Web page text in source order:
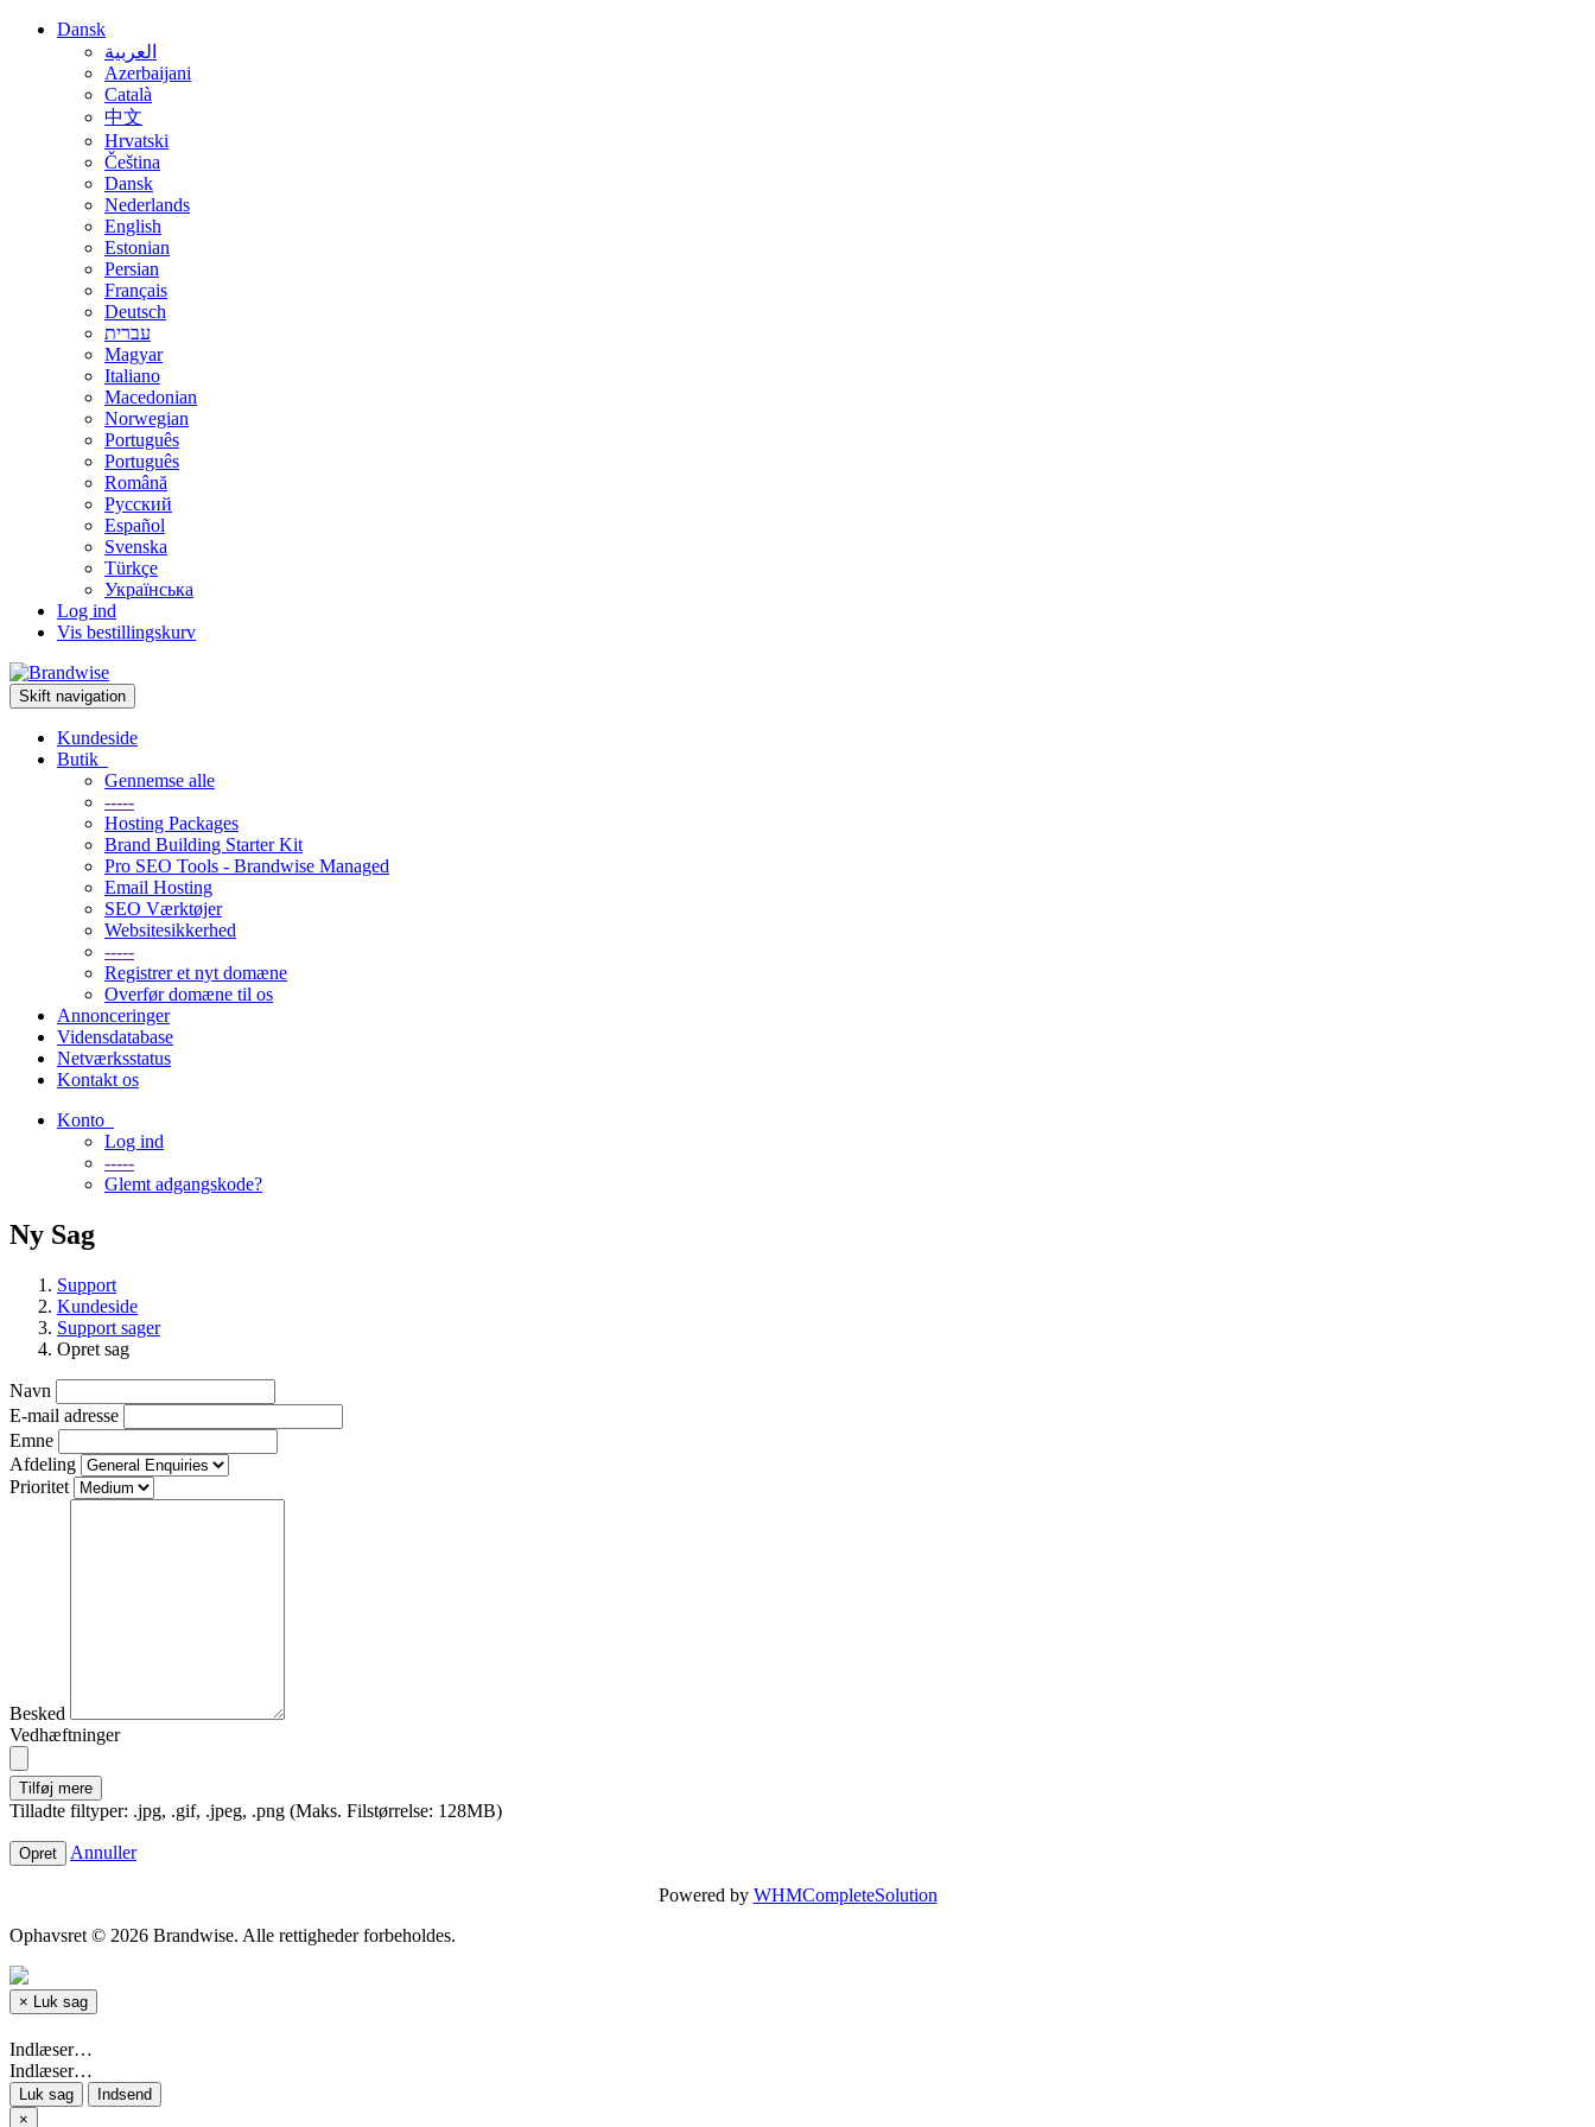
Dansk
العربية
Azerbaijani
Català
中文
Hrvatski
Čeština
Dansk
Nederlands
English
Estonian
Persian
Français
Deutsch
עברית
Magyar
Italiano
Macedonian
Norwegian
Português
Português
Română
Русский
Español
Svenska
Türkçe
Українська
Log ind
Vis bestillingskurv
Skift navigation
Kundeside
Butik
Gennemse alle
-----
Hosting Packages
Brand Building Starter Kit
Pro SEO Tools - Brandwise Managed
Email Hosting
SEO Værktøjer
Websitesikkerhed
-----
Registrer et nyt domæne
Overfør domæne til os
Annonceringer
Vidensdatabase
Netværksstatus
Kontakt os
Konto
Log ind
-----
Glemt adgangskode?
Ny Sag
Support
Kundeside
Support sager
Opret sag
Navn
E-mail adresse
Emne
Afdeling
Prioritet
Besked
Vedhæftninger
Tilføj mere
Tilladte filtyper: .jpg, .gif, .jpeg, .png (Maks. Filstørrelse: 128MB)
Annuller
Powered by WHMCompleteSolution
Ophavsret © 2026 Brandwise. Alle rettigheder forbeholdes.
× Luk sag
Indlæser…
Indlæser…
Luk sag
Indsend
×